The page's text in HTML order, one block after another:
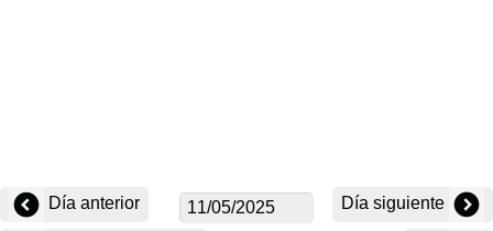
Día anterior Día siguiente